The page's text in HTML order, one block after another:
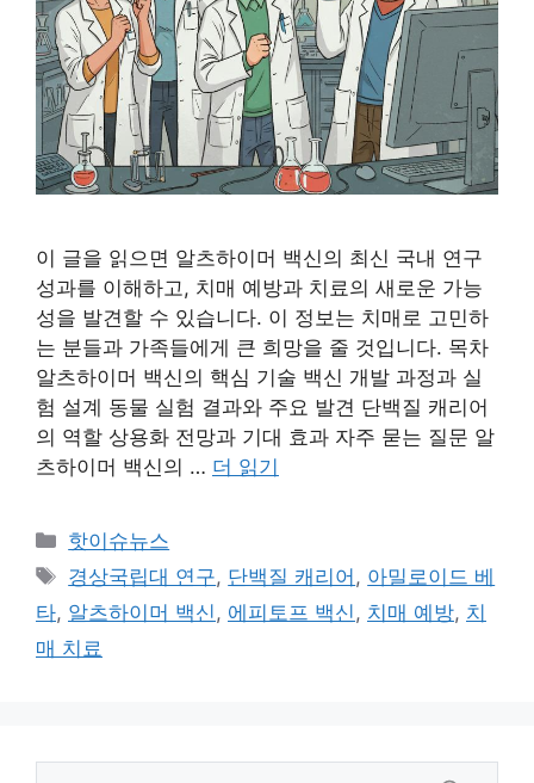
이 글을 읽으면 알츠하이머 백신의 최신 국내 연구
성과를 이해하고, 치매 예방과 치료의 새로운 가능
성을 발견할 수 있습니다. 이 정보는 치매로 고민하
는 분들과 가족들에게 큰 희망을 줄 것입니다. 목차
알츠하이머 백신의 핵심 기술 백신 개발 과정과 실
험 설계 동물 실험 결과와 주요 발견 단백질 캐리어
의 역할 상용화 전망과 기대 효과 자주 묻는 질문 알
츠하이머 백신의 … 더 읽기
카
테
리
핫이슈뉴스
태
그
경상국립대 연구, 단백질 캐리어 , 아밀로이드 베
타, 알츠하이머 백신, 에피토프 백신, 치매 예방, 치
매 치료